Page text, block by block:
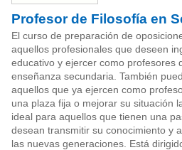
Profesor de Filosofía en
El curso de preparación de
aquellos profesionales que deseen
educativo y ejercer como profesores
enseñanza secundaria. También
aquellos que ya ejercen como
una plaza fija o mejorar su situación
ideal para aquellos que tienen una
desean transmitir su conocimiento y
las nuevas generaciones. Está